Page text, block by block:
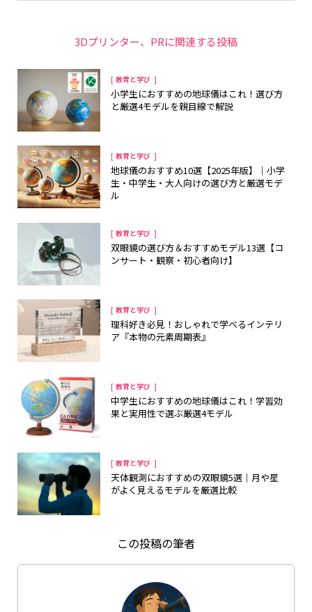
3Dプリンター、 PRに関連する投稿
[ 教育と学び ]
小学生におすすめの地球儀はこれ！選び方
と厳選4モデルを親目線で解説
[ 教育と学び ]
地球儀のおすすめ10選【2025年版】｜小学
生・中学生・大人向けの選び方と厳選モデ
ル
[ 教育と学び ]
双眼鏡の選び方＆おすすめモデル13選【コ
ンサート・観察・初心者向け】
[ 教育と学び ]
理科好き必見！おしゃれで学べるインテリ
ア『本物の元素周期表』
[ 教育と学び ]
中学生におすすめの地球儀はこれ！学習効
果と実用性で選ぶ厳選4モデル
[ 教育と学び ]
天体観測におすすめの双眼鏡5選｜月や星
がよく見えるモデルを厳選比較
この投稿の筆者